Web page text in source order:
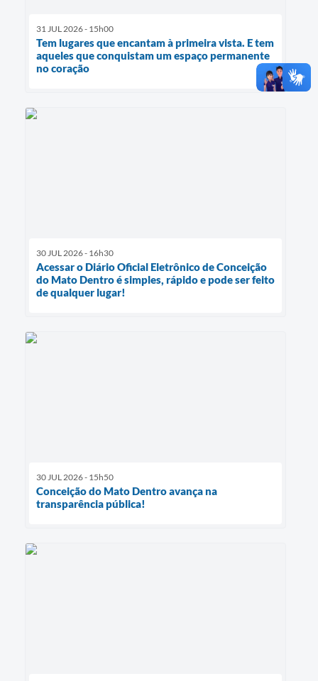
31 JUL 2026 - 15h00
Tem lugares que encantam à primeira vista. E tem
aqueles que conquistam um espaço permanente
no coração
30 JUL 2026 - 16h30
Acessar o Diário Oficial Eletrônico de Conceição
do Mato Dentro é simples, rápido e pode ser feito
de qualquer lugar!
30 JUL 2026 - 15h50
Conceição do Mato Dentro avança na
transparência pública!